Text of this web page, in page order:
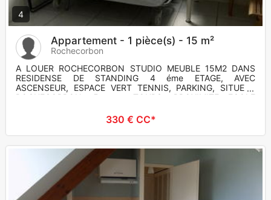
4
Appartement - 1 pièce(s) - 15 m²
Rochecorbon
A LOUER ROCHECORBON STUDIO MEUBLE 15M2 DANS
RESIDENSE DE STANDING 4 éme ETAGE, AVEC
ASCENSEUR, ESPACE VERT TENNIS, PARKING, SITUE A
ROCHECORBON, 5 mns TOURS, PROXIMITE ECOLE
330 € CC*